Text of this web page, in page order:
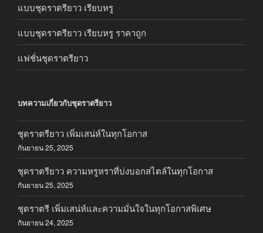
แบบชุดราตรียาว เรียบหรู
แบบชุดราตรียาว เรียบหรู ราคาถูก
แฟชั่นชุดราตรียาว
บทความเกี่ยวกับชุดราตรียาว
ชุดราตรียาว เพิ่มเสน่ห์ในทุกโอกาส
กันยายน 25, 2025
ชุดราตรียาว ความหรูหราที่บ่งบอกสไตล์ในทุกโอกาส
กันยายน 25, 2025
ชุดราตรี เพิ่มเสน่ห์และความมั่นใจในทุกโอกาสพิเศษ
กันยายน 24, 2025